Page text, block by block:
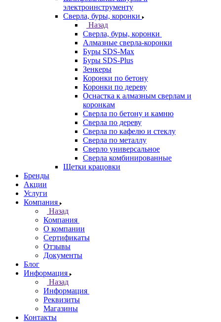
электроинструменту
Сверла, буры, коронки
Назад
Сверла, буры, коронки
Алмазные сверла-коронки
Буры SDS-Max
Буры SDS-Plus
Зенкеры
Коронки по бетону
Коронки по дереву
Оснастка к алмазным сверлам и
коронкам
Сверла по бетону и камню
Сверла по дереву
Сверла по кафелю и стеклу
Сверла по металлу
Сверло универсальное
Сверла комбинированные
Щетки крацовки
Бренды
Акции
Услуги
Компания
Назад
Компания
О компании
Сертификаты
Отзывы
Документы
Блог
Информация
Назад
Информация
Реквизиты
Магазины
Контакты